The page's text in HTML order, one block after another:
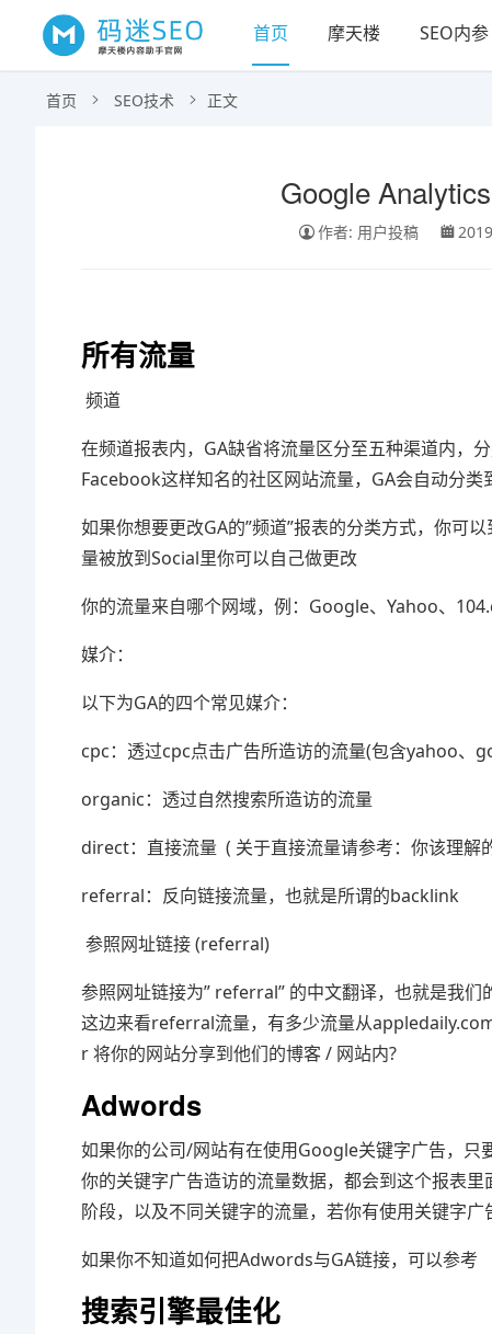
首页 摩天楼 SEO内参
首页 SEO技术 正文
Google
作者: 用户投稿
所有流量
频道
在频道报表内，GA缺省将流量区分至五种渠道内
Facebook这样知名的社区网站流量，GA会自动分
如果你想要更改GA的”频道”报表的分类方式，你可
量被放到Social里你可以自己做更改
你的流量来自哪个网域，例：Google、Yahoo、
媒介：
以下为GA的四个常见媒介：
cpc：透过cpc点击广告所造访的流量(包含yahoo、
organic：透过自然搜索所造访的流量
direct：直接流量 ( 关于直接流量请参考：你该理解
referral：反向链接流量，也就是所谓的backlink
参照网址链接 (referral)
参照网址链接为” referral” 的中文翻译，也就是我
这边来看referral流量，有多少流量从
r 将你的网站分享到他们的博客 / 网站内?
Adwords
如果你的公司/网站有在使用Google关键字广告，
你的关键字广告造访的流量数据，都会到这个报表
阶段，以及不同关键字的流量，若你有使用关键字
如果你不知道如何把Adwords与GA链接，可以参考
搜索引擎最佳化